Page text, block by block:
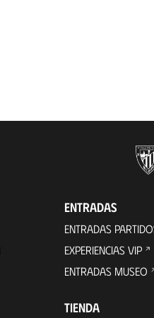
ENTRADAS
ENTRADAS
EXPERIENCIAS VIP
ENTRADAS MUSEO
TIENDA